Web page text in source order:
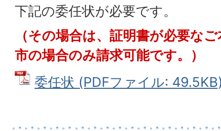
下記の委任状が必要です。
（その場合は、証明書が必要な
市の場合のみ請求可能です。）
委任状 (PDFファイル: